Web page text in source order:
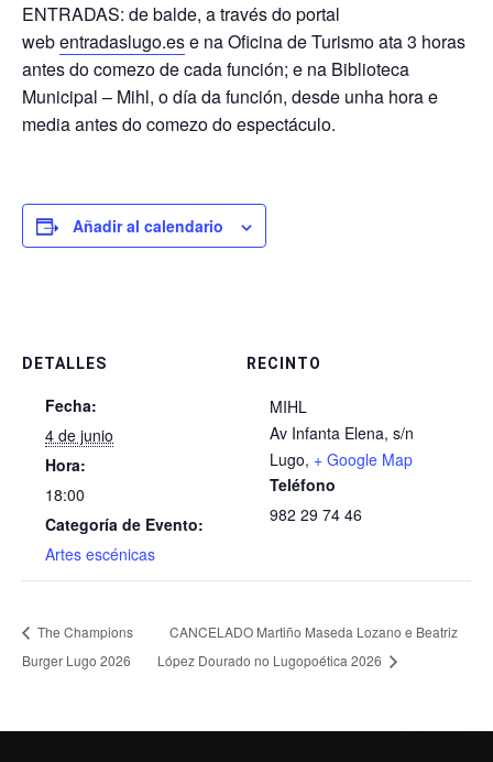
ENTRADAS: de balde, a través do portal
webentradaslugo.ese na Oficina de Turismo ata 3 horas
antes do comezo de cada función; e na Biblioteca
Municipal – Mihl, o día da función, desde unha hora e
media antes do comezo do espectáculo.
Añadir al calendario
DETALLES
Fecha:
4 de junio
Hora:
18:00
Categoría de Evento:
Artes escénicas
RECINTO
MIHL
Av Infanta Elena, s/n
Lugo, + Google Map
Teléfono
982 29 74 46
The Champions
Burger Lugo 2026
CANCELADO Martiño Maseda Lozano e Beatriz
López Dourado no Lugopoética 2026